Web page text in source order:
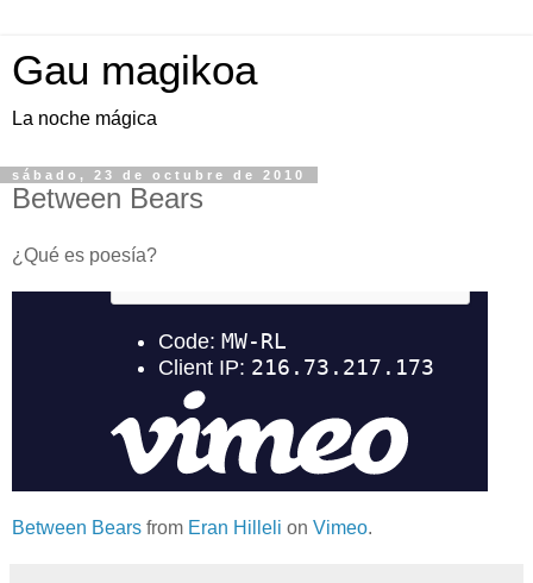
Gau magikoa
La noche mágica
sábado, 23 de octubre de 2010
Between Bears
¿Qué es poesía?
Between Bears from Eran Hilleli on Vimeo.